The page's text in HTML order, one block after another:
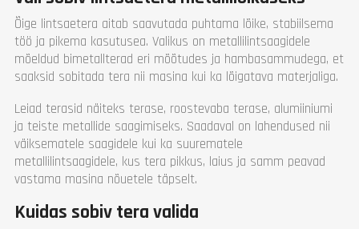
Õige lintsaetera aitab saavutada puhtama lõike, stabiilsema
töö ja pikema kasutusea. Valikus on metallilintsaagidele
mõeldud bimetallterad eri mõõtudes ja hambasammudega, et
saaksid sobitada tera nii masina kui ka lõigatava materjaliga.
Leiad terasid näiteks terase, roostevaba terase, alumiiniumi
ja teiste metallide saagimiseks. Saadaval on lahendused nii
väiksematele saagidele kui ka suurematele
metallilintsaagidele, kus tera pikkus, laius ja samm peavad
vastama masina nõuetele täpselt.
Kuidas sobiv tera valida